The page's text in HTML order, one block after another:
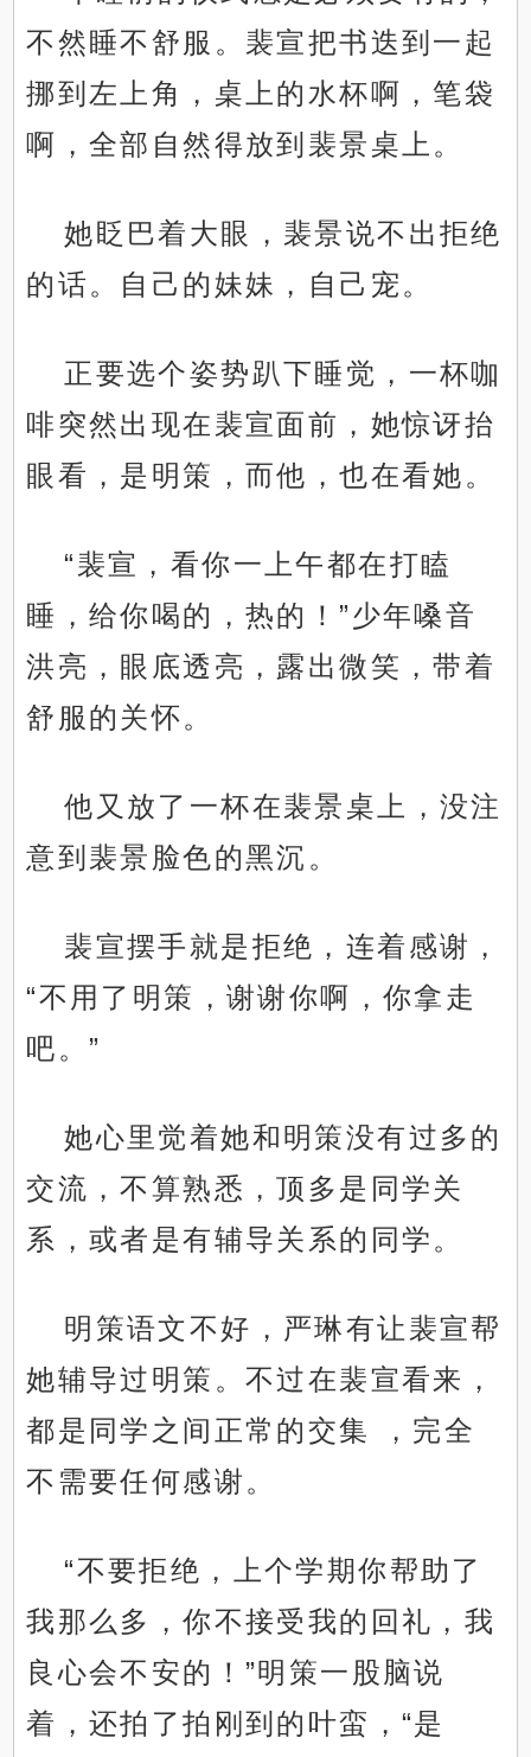
不然睡不舒服。裴宣把书迭到一起
挪到左上角，桌上的水杯啊，笔袋
啊，全部自然得放到裴景桌上。
她眨巴着大眼，裴景说不出拒绝
的话。自己的妹妹，自己宠。
正要选个姿势趴下睡觉，一杯咖
啡突然出现在裴宣面前，她惊讶抬
眼看，是明策，而他，也在看她。
“裴宣，看你一上午都在打瞌
睡，给你喝的，热的！”少年嗓音
洪亮，眼底透亮，露出微笑，带着
舒服的关怀。
他又放了一杯在裴景桌上，没注
意到裴景脸色的黑沉。
裴宣摆手就是拒绝，连着感谢，
“不用了明策，谢谢你啊，你拿走
吧。”
她心里觉着她和明策没有过多的
交流，不算熟悉，顶多是同学关
系，或者是有辅导关系的同学。
明策语文不好，严琳有让裴宣帮
她辅导过明策。不过在裴宣看来，
都是同学之间正常的交集 ，完全
不需要任何感谢。
“不要拒绝，上个学期你帮助了
我那么多，你不接受我的回礼，我
良心会不安的！”明策一股脑说
着，还拍了拍刚到的叶蛮，“是